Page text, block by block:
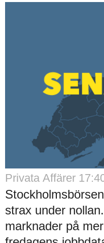
Privata Affärer
strax under
marknader på